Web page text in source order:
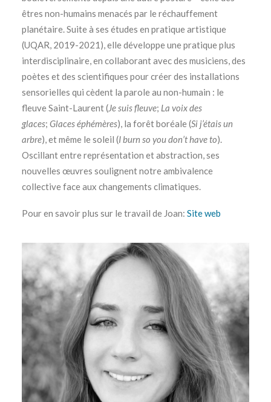
êtres non-humains menacés par le réchauffement
planétaire. Suite à ses études en pratique artistique
(UQAR, 2019-2021), elle développe une pratique plus
interdisciplinaire, en collaborant avec des musiciens, des
poètes et des scientifiques pour créer des installations
sensorielles qui cèdent la parole au non-humain : le
fleuve Saint-Laurent (Je suis fleuve; La voix des
glaces; Glaces éphémères), la forêt boréale (Si j’étais un
arbre), et même le soleil (I burn so you don’t have to).
Oscillant entre représentation et abstraction, ses
nouvelles œuvres soulignent notre ambivalence
collective face aux changements climatiques.
Pour en savoir plus sur le travail de Joan: Site web